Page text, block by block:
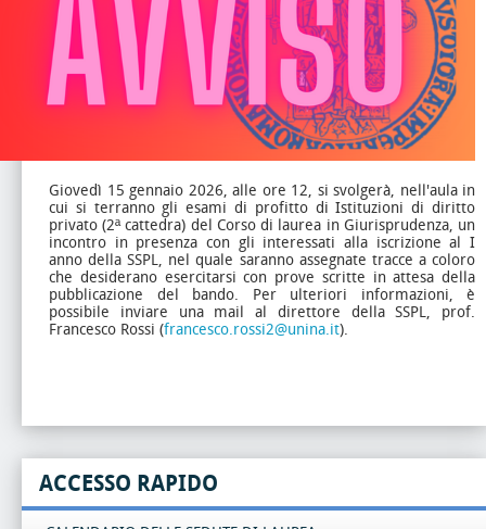
Giovedì 15 gennaio 2026, alle ore 12, si svolgerà, nell'aula in
cui si terranno gli esami di profitto di Istituzioni di diritto
privato (2ª cattedra) del Corso di laurea in Giurisprudenza, un
incontro in presenza con gli interessati alla iscrizione al I
anno della SSPL, nel quale saranno assegnate tracce a coloro
che desiderano esercitarsi con prove scritte in attesa della
pubblicazione del bando. Per ulteriori informazioni, è
possibile inviare una mail al direttore della SSPL, prof.
Francesco Rossi (francesco.rossi2@unina.it).
ACCESSO RAPIDO